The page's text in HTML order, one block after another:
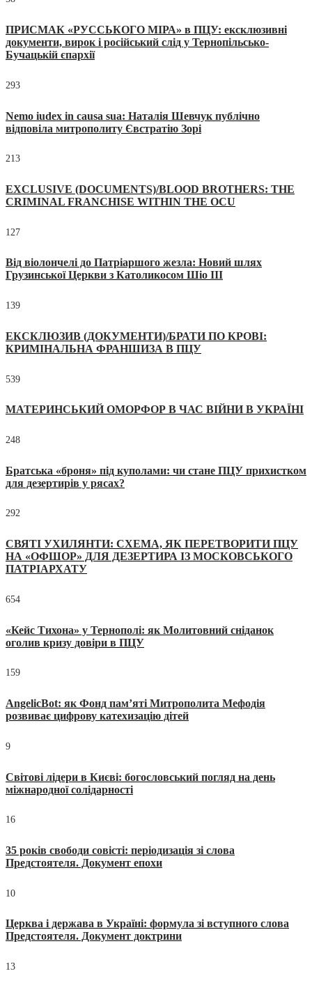
ПРИСМАК «РУССЬКОГО МІРА» в ПЦУ: ексклюзивні
документи, вирок і російський слід у Тернопільсько-
Бучацькій єпархії
293
Nemo iudex in causa sua: Наталія Шевчук публічно
відповіла митрополиту Євстратію Зорі
213
EXCLUSIVE (DOCUMENTS)/BLOOD BROTHERS: THE
CRIMINAL FRANCHISE WITHIN THE OCU
127
Від віолончелі до Патріаршого жезла: Новий шлях
Грузинської Церкви з Католикосом Шіо III
139
ЕКСКЛЮЗИВ (ДОКУМЕНТИ)/БРАТИ ПО КРОВІ:
КРИМІНАЛЬНА ФРАНШИЗА В ПЦУ
539
МАТЕРИНСЬКИЙ ОМОРФОР В ЧАС ВІЙНИ В УКРАЇНІ
248
Братська «броня» під куполами: чи стане ПЦУ прихистком
для дезертирів у рясах?
292
СВЯТІ УХИЛЯНТИ: СХЕМА, ЯК ПЕРЕТВОРИТИ ПЦУ
НА «ОФШОР» ДЛЯ ДЕЗЕРТИРА ІЗ МОСКОВСЬКОГО
ПАТРІАРХАТУ
654
«Кейс Тихона» у Тернополі: як Молитовний сніданок
оголив кризу довіри в ПЦУ
159
AngelicBot: як Фонд пам’яті Митрополита Мефодія
розвиває цифрову катехизацію дітей
9
Світові лідери в Києві: богословський погляд на день
міжнародної солідарності
16
35 років свободи совісті: періодизація зі слова
Предстоятеля. Документ епохи
10
Церква і держава в Україні: формула зі вступного слова
Предстоятеля. Документ доктрини
13